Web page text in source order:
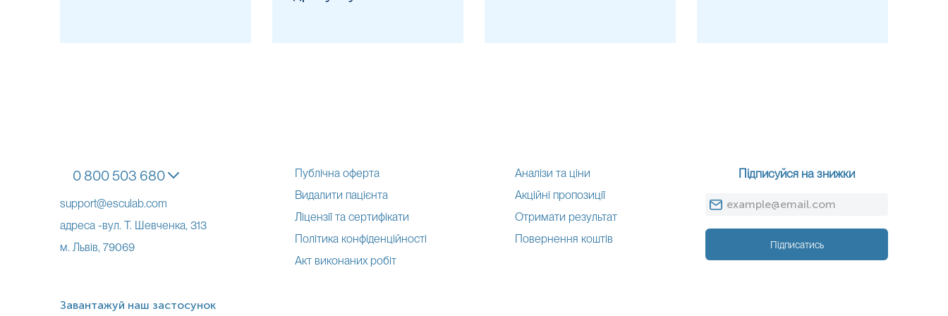
Дотримання цих рекомендацій є важливим через досить високу ймовірність виникнення перехресної реакції у тесті, яка виникає через антигенні особливості складу борелії і приналежність її до
Негативний результат свідчить про:
• відсутність інфікування бореліозом
0 800 503 680
support@esculab.com
адреса -вул. Т. Шевченка, 313
м. Львів, 79069
Публічна оферта
Видалити пацієнта
Ліцензії та сертифікати
Політика конфіденційності
Акт виконаних робіт
Аналізи та ціни
Акційні пропозиції
Отримати результат
Повернення коштів
Підписуйся на знижки
Підписатись
Завантажуй наш застосунок